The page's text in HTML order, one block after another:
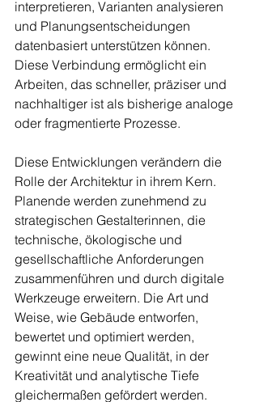
interpretieren, Varianten analysieren
und Planungsentscheidungen
datenbasiert unterstützen können.
Diese Verbindung ermöglicht ein
Arbeiten, das schneller, präziser und
nachhaltiger ist als bisherige analoge
oder fragmentierte Prozesse.
Diese Entwicklungen verändern die
Rolle der Architektur in ihrem Kern.
Planende werden zunehmend zu
strategischen Gestalterinnen, die
technische, ökologische und
gesellschaftliche Anforderungen
zusammenführen und durch digitale
Werkzeuge erweitern. Die Art und
Weise, wie Gebäude entworfen,
bewertet und optimiert werden,
gewinnt eine neue Qualität, in der
Kreativität und analytische Tiefe
gleichermaßen gefördert werden.